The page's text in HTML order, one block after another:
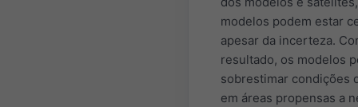
modelos podem estar
apesar da incerteza.
resultado, os modelos
sobrestimar condições
em áreas propensas a